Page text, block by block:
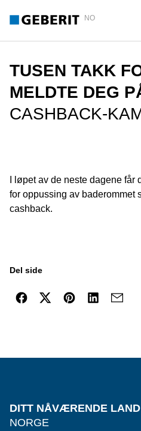
NO
TUSEN TAKK
MELDTE DEG
CASHBACK-
I løpet av de neste dagene
for oppussing av baderommet
cashback.
Del side
DITT NÅVÆRENDE LAND
NORGE